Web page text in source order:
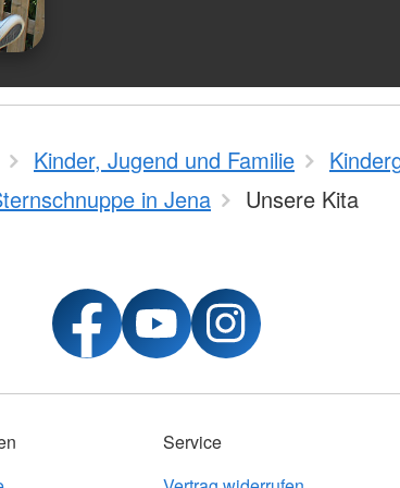
Kinder, Jugend und Familie
in Jena
Unsere Kita
Service